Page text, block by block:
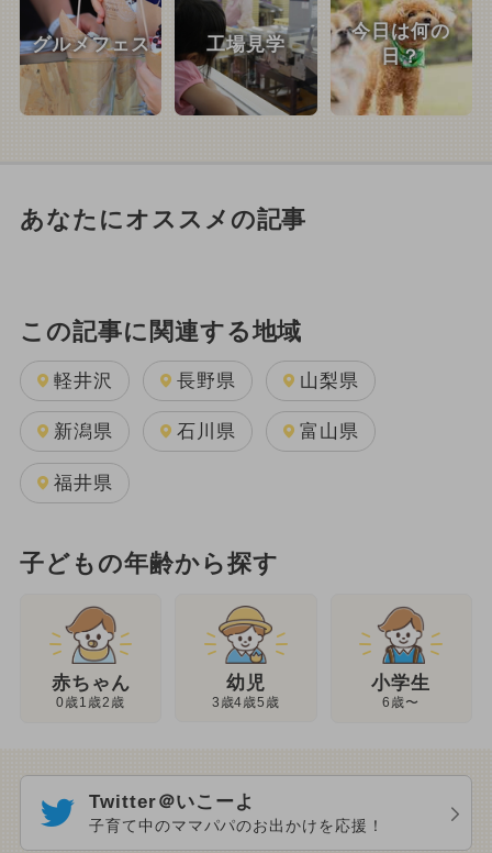
グルメフェス 工場見学
今日は何の
日？
あなたにオススメの記事
この記事に関連する地域
軽井沢 長野県 山梨県
新潟県 石川県 富山県
福井県
子どもの年齢から探す
赤ちゃん
0歳1歳2歳
幼児
3歳4歳5歳
小学生
6歳〜
Twitter＠いこーよ
子育て中のママパパのお出かけを応援！